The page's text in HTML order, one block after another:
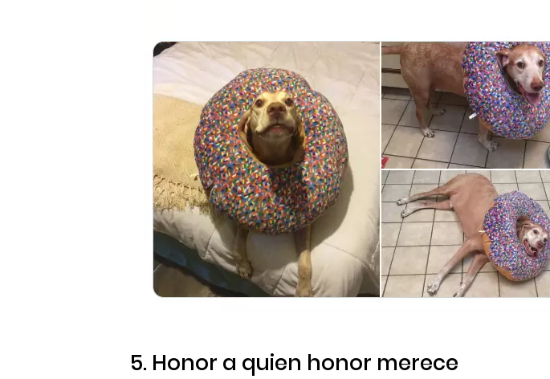
5. Honor a quien honor merece